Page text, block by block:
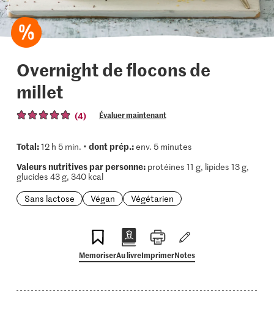
Overnight de flocons de
millet
(4) Évaluer maintenant
Total:12 h 5 min. • dont prép.:env. 5 minutes
Valeurs nutritives par personne:protéines 11 g, lipides 13 g,
glucides 43 g, 340 kcal
Sans lactose
Végan Végétarien
MemoriserAu livreImprimerNotes